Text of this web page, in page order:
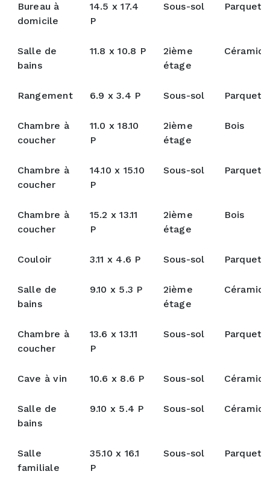
Bureau à
domicile
14.5 x 17.4
P
Sous-sol
Salle de
bains
11.8 x 10.8 P
2ième
étage
Rangement 6.9 x 3.4 P Sous-sol
Chambre à
coucher
11.0 x 18.10
P
2ième
étage
Bois
Chambre à
coucher
14.10 x 15.10
P
Sous-sol
Chambre à
coucher
15.2 x 13.11
P
2ième
étage
Bois
Couloir 3.11 x 4.6 P Sous-sol
Salle de
bains
9.10 x 5.3 P
2ième
étage
Chambre à
coucher
13.6 x 13.11
P
Sous-sol
Cave à vin 10.6 x 8.6 P Sous-sol
Salle de
bains
9.10 x 5.4 P Sous-sol
Salle
familiale
35.10 x 16.1
P
Sous-sol